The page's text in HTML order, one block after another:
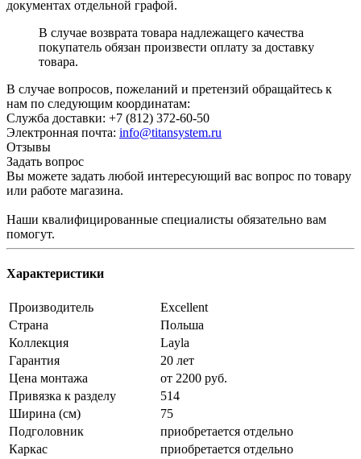
документах отдельной графой.
В случае возврата товара надлежащего качества
покупатель обязан произвести оплату за доставку
товара.
В случае вопросов, пожеланий и претензий обращайтесь к
нам по следующим координатам:
Служба доставки: +7 (812) 372-60-50
Электронная почта: info@titansystem.ru
Отзывы
Задать вопрос
Вы можете задать любой интересующий вас вопрос по товару
или работе магазина.
Наши квалифицированные специалисты обязательно вам
помогут.
Характеристики
Производитель
Excellent
Страна
Польша
Коллекция
Layla
Гарантия
20 лет
Цена монтажа
от 2200 руб.
Привязка к разделу
514
Ширина (см)
75
Подголовник
приобретается отдельно
Каркас
приобретается отдельно